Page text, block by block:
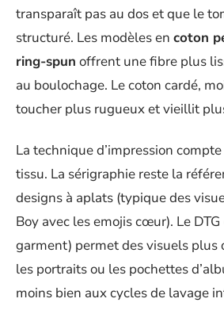
transparaît pas au dos et que le
structuré. Les modèles en coton
ring-spun offrent une fibre plus
au boulochage. Le coton cardé,
toucher plus rugueux et vieillit
La technique d’impression
tissu. La sérigraphie reste la
designs à aplats (typique des
Boy avec les emojis cœur). Le
garment) permet des visuels plus
les portraits ou les pochettes
moins bien aux cycles de lavage